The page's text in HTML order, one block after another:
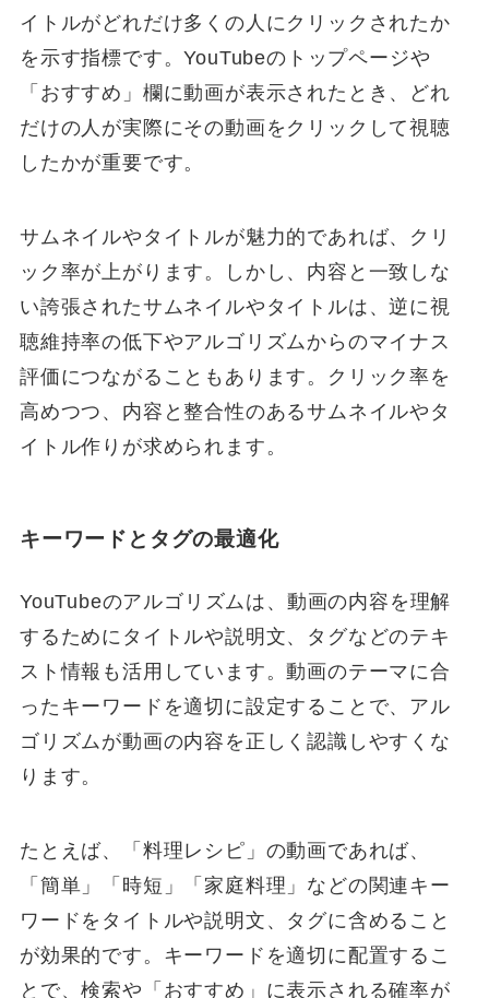
イトルがどれだけ多くの人にクリックされたか
を示す指標です。YouTubeのトップページや
「おすすめ」欄に動画が表示されたとき、どれ
だけの人が実際にその動画をクリックして視聴
したかが重要です。
サムネイルやタイトルが魅力的であれば、クリ
ック率が上がります。しかし、内容と一致しな
い誇張されたサムネイルやタイトルは、逆に視
聴維持率の低下やアルゴリズムからのマイナス
評価につながることもあります。クリック率を
高めつつ、内容と整合性のあるサムネイルやタ
イトル作りが求められます。
キーワードとタグの最適化
YouTubeのアルゴリズムは、動画の内容を理解
するためにタイトルや説明文、タグなどのテキ
スト情報も活用しています。動画のテーマに合
ったキーワードを適切に設定することで、アル
ゴリズムが動画の内容を正しく認識しやすくな
ります。
たとえば、「料理レシピ」の動画であれば、
「簡単」「時短」「家庭料理」などの関連キー
ワードをタイトルや説明文、タグに含めること
が効果的です。キーワードを適切に配置するこ
とで、検索や「おすすめ」に表示される確率が